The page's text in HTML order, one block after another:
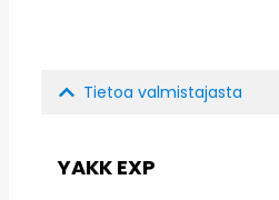
Tietoa valmistajasta
YAKK EXP